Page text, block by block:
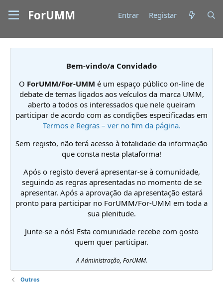
ForUMM Entrar Registar
Bem-vindo/a Convidado
O ForUMM/For-UMM é um espaço público on-line de
debate de temas ligados aos veículos da marca UMM,
aberto a todos os interessados que nele queiram
participar de acordo com as condições especificadas em
Termos e Regras – ver no fim da página.
Sem registo, não terá acesso à totalidade da informação
que consta nesta plataforma!
Após o registo deverá apresentar-se à comunidade,
seguindo as regras apresentadas no momento de se
apresentar. Após a aprovação da apresentação estará
pronto para participar no ForUMM/For-UMM em toda a
sua plenitude.
Junte-se a nós! Esta comunidade recebe com gosto
quem quer participar.
A Administração, ForUMM.
Outros